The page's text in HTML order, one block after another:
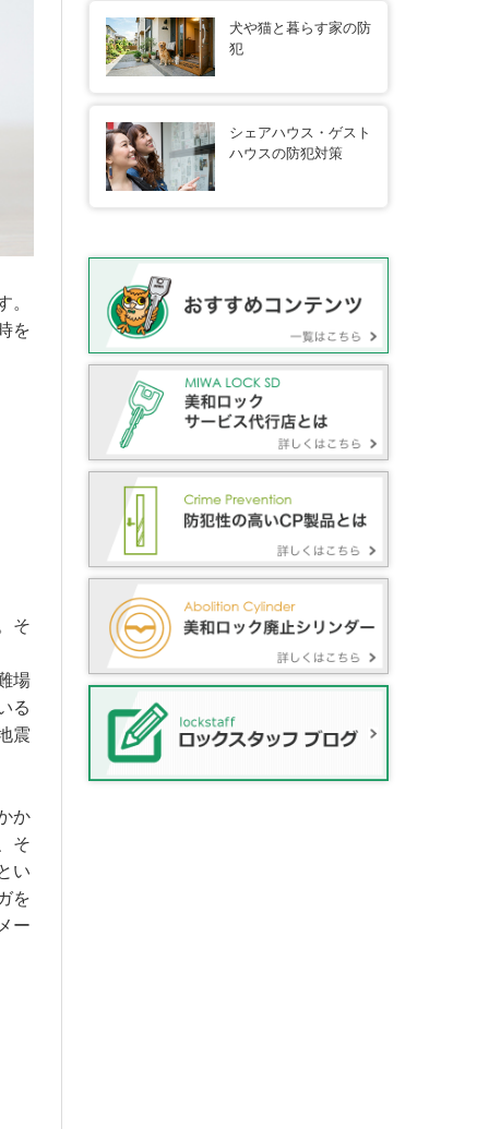
。
を
そ
場
る
震
か
そ
い
を
ー
犬や猫と暮らす家の防
犯
シェアハウス・ゲスト
ハウスの防犯対策